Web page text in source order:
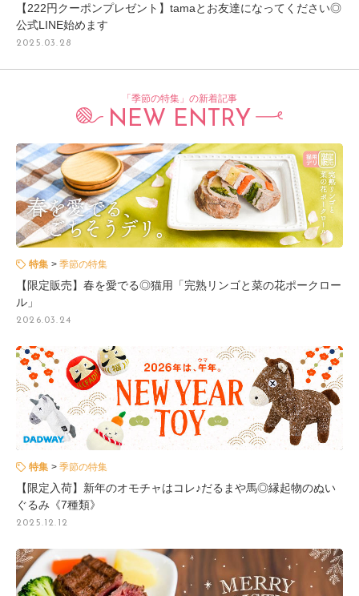
【222円クーポンプレゼント】tamaとお友達になってください◎
公式LINE始めます
2025.03.28
「季節の特集」の新着記事
NEW ENTRY
特集 季節の特集
【限定販売】春を愛でる◎猫用「完熟リンゴと菜の花ポークロー
ル」
2026.03.24
特集 季節の特集
【限定入荷】新年のオモチャはコレ♪だるまや馬◎縁起物のぬい
ぐるみ《7種類》
2025.12.12